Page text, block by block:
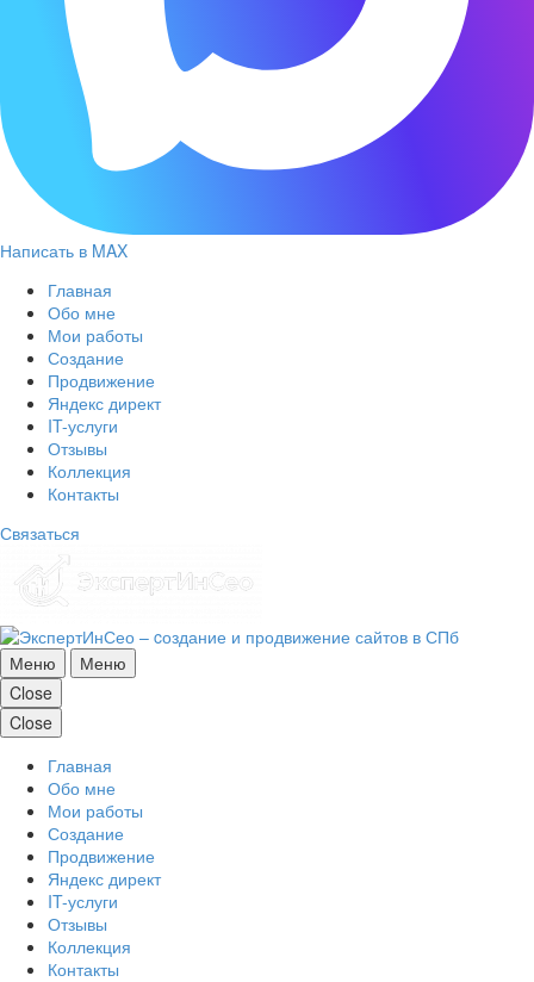
Написать в MAX
Главная
Обо мне
Мои работы
Создание
Продвижение
Яндекс директ
IT-услуги
Отзывы
Коллекция
Контакты
Связаться
Меню
Меню
Close
Close
Главная
Обо мне
Мои работы
Создание
Продвижение
Яндекс директ
IT-услуги
Отзывы
Коллекция
Контакты